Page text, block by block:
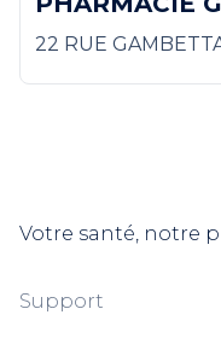
22 RUE
Votre santé, notre
Support